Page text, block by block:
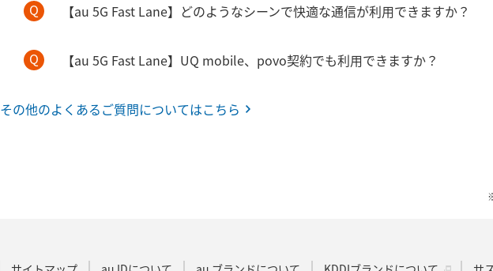
【au 5G Fast Lane】どのようなシーンで快適な通信が利用できますか？
【au 5G Fast Lane】UQ mobile、povo契約でも利用できますか？
その他のよくあるご質問についてはこちら